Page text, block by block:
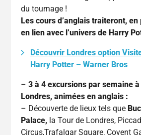
du tournage !
Les cours d’anglais traiteront,
en lien avec l’univers de Harry
Découvrir Londres option
Harry Potter – Warner Bros
–3 à 4 excursions par semaine à
Londres, animées en anglais :
– Découverte de lieux tels que
Palace, la Tour de Londres,
Circus,Trafalgar Square, Covent